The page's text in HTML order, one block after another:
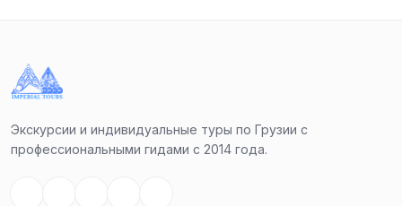
Мы увидим крепость Ананури — одну из самых
посещаемых достопримечательностей.
В Пасанаури мы увидим, как Чёрная и Белая Арагви
Экскурсии и индивидуальные туры по Грузии с
профессиональными гидами с 2014 года.